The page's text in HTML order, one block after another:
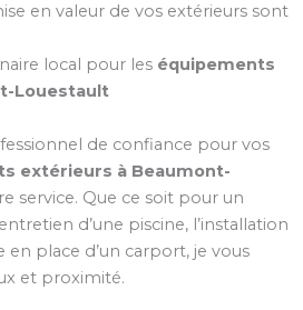
en valeur de vos extérieurs sont
local pour les équipements
Louestault
de confiance pour vos
extérieurs à Beaumont-
service. Que ce soit pour un
d’une piscine, l’installation
en place d’un carport, je vous
et proximité.